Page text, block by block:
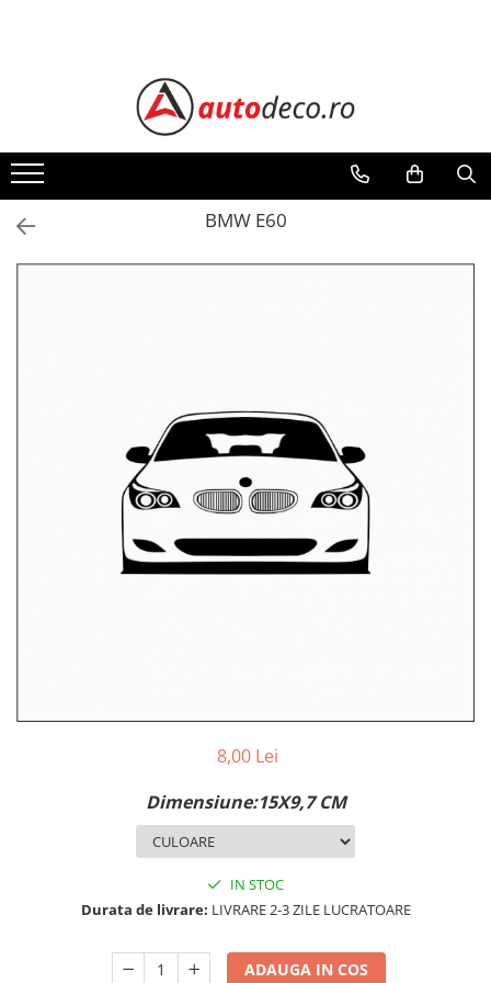
ALFA ROMEO
BMW
CHEVROLET
VOLVO
STICKERE STALPI SI GEAM MIC
STICKERE CAMUFLAJ
STICKERE PENTRU FIRME
BMW E60
8,00 Lei
Dimensiune:15X9,7 CM
IN STOC
Durata de livrare: LIVRARE 2-3 ZILE LUCRATOARE
ADAUGA IN COS